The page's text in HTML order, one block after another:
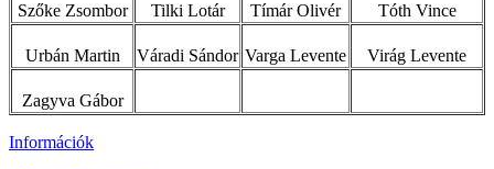
Szőke Zsombor Tilki Lotár Tímár Olivér Tóth Vince
Urbán Martin Váradi Sándor Varga Levente Virág Levente
Zagyva Gábor
Információk